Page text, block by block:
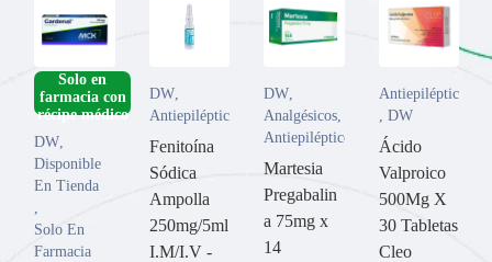
­Solo en
farmacia con
récipe médico­
DW,
Disponible
En Tienda
,
Solo En
Farmacia
DW,
Antiepilépticos
Fenitoína
Sódica
Ampolla
250mg/5ml
I.M/I.V -
DW,
Analgésicos,
Antiepilépticos
Martesia
Pregabalin
a 75mg x
14
Antiepilépticos
, DW
Ácido
Valproico
500Mg X
30 Tabletas
Cleo